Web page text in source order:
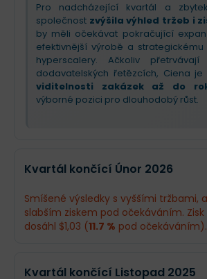
Pro nadcházející kvartál a
společnost zvýšila výhled tržeb i
by měli očekávat pokračující
efektivnější výrobě a
hyperscalery. Ačkoliv
dodavatelských řetězcích, Ciena je
viditelnosti zakázek až do
výborné pozici pro dlouhodobý růst.
Kvartál končící Únor 2026
Smíšené výsledky s vyššími tržbami,
slabším ziskem pod očekáváním. Zisk
dosáhl $1,03 (11.7 % pod očekáváním).
Kvartál končící Listopad 2025